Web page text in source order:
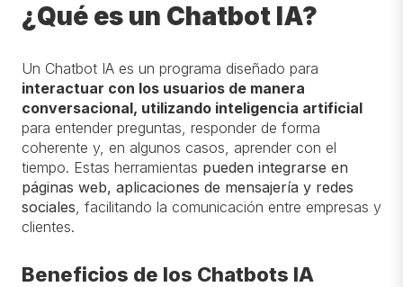
¿Qué es un Chatbot IA?
Un Chatbot IA es un programa diseñado para
interactuar con los usuarios de manera
conversacional, utilizando inteligencia artificial
para entender preguntas, responder de forma
coherente y, en algunos casos, aprender con el
tiempo. Estas herramientas pueden integrarse en
páginas web, aplicaciones de mensajería y redes
sociales, facilitando la comunicación entre empresas y
clientes.
Beneficios de los Chatbots IA